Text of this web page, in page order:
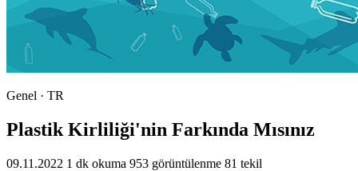
Genel · TR
Plastik Kirliliği'nin Farkında Mısınız
09.11.2022 1 dk okuma 953 görüntülenme 81 tekil